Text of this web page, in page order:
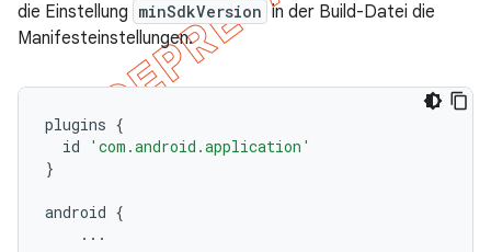
die Einstellung minSdkVersion in der Build-Datei die
Manifesteinstellungen.
plugins {
id
'com.android.application'
}
android {
...